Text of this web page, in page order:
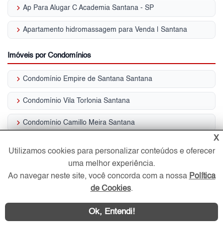
keyboard_arrow_right Ap Para Alugar C Academia Santana - SP
keyboard_arrow_right Apartamento hidromassagem para Venda | Santana
Imóveis por Condomínios
keyboard_arrow_right Condomínio Empire de Santana Santana
keyboard_arrow_right Condomínio Vila Torlonia Santana
keyboard_arrow_rightCondomínio Camillo Meira Santana
Condomínio Helix Santana
Condomínio Monte Libano Santana
Condomínio Piazza Di Roma Santana
X
Utilizamos cookies para personalizar conteúdos e oferecer
uma melhor experiência.
Ao navegar neste site, você concorda com a nossa Política
de Cookies.
Ok, Entendi!